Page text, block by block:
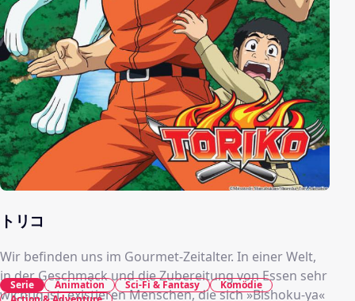
トリコ
Wir befinden uns im Gourmet-Zeitalter. In einer Welt,
in der Geschmack und die Zubereitung von Essen sehr
wichtig ist, existieren Menschen, die sich »Bishoku-ya«
Serie Animation Sci-Fi & Fantasy
Komödie